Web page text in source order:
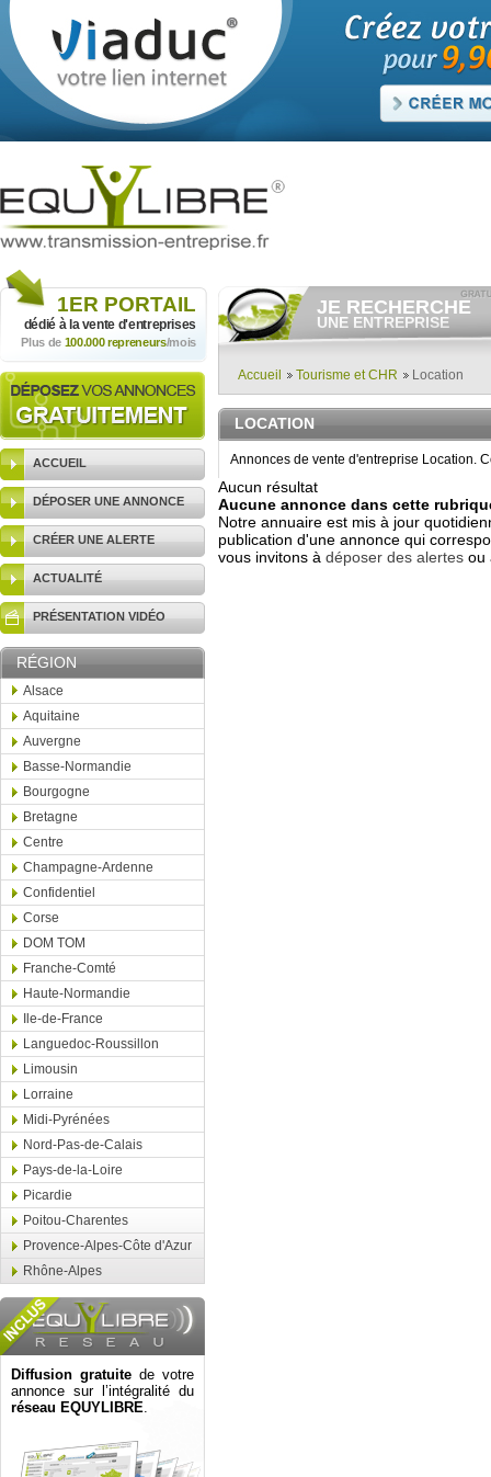
1ER PORTAIL
dédié à la vente d'entreprises
Plus de 100.000 repreneurs/mois
ACCUEIL
DÉPOSER UNE ANNONCE
CRÉER UNE ALERTE
ACTUALITÉ
PRÉSENTATION VIDÉO
RÉGION
Alsace
Aquitaine
Auvergne
Basse-Normandie
Bourgogne
Bretagne
Centre
Champagne-Ardenne
Confidentiel
Corse
DOM TOM
Franche-Comté
Haute-Normandie
Ile-de-France
Languedoc-Roussillon
Limousin
Lorraine
Midi-Pyrénées
Nord-Pas-de-Calais
Pays-de-la-Loire
Picardie
Poitou-Charentes
Provence-Alpes-Côte d'Azur
Rhône-Alpes
Diffusion gratuite de votre
annonce sur l’intégralité du
réseau EQUYLIBRE.
JE RECHERCHE
UNE ENTREPRISE
Consulter gratuitementles
vendre.
Et/ou déposer
gratuitement
votre recherche d'entreprise.
ANNONCE
Accueil Tourisme et CHR Location
LOCATION
Annonces de vente d'entreprise Location.
Aucun résultat
Aucune annonce dans cette
Notre annuaire est mis à jour
publication d'une annonce qui
vous invitons à déposer des alertes ou